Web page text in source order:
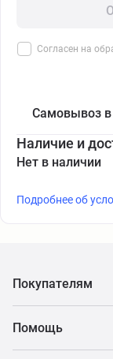
Согласен на
Самовывоз
Наличие и
Нет в наличии
Подробнее об
Покупателям
Помощь